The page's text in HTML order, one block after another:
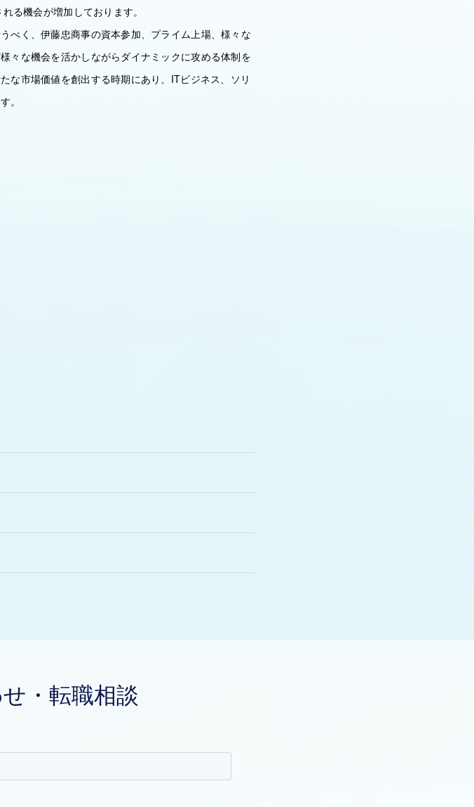
る機会が増加しております。
べく、伊藤忠商事の資本参加、プライム上場、様々な
々な機会を活かしながらダイナミックに攻める体制を
な市場価値を創出する時期にあり、ITビジネス、ソリ
。
・転職相談